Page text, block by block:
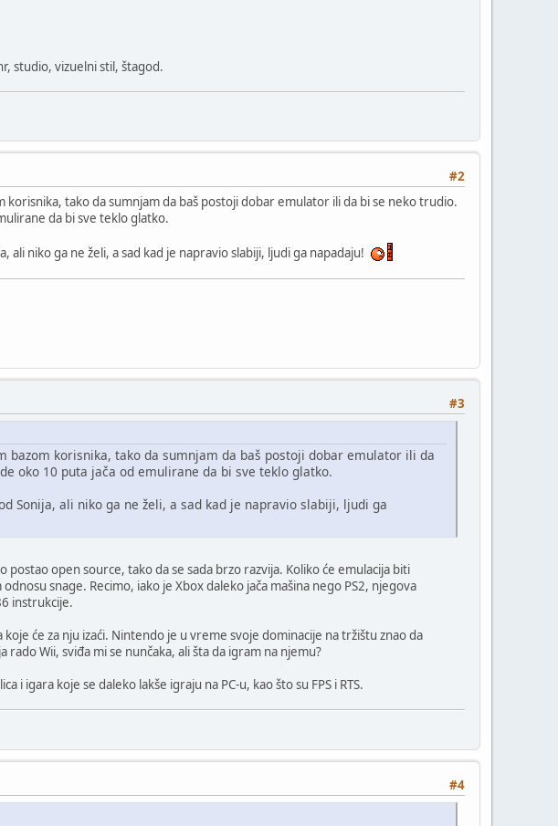
studio, vizuelni stil, štagod.
#2
korisnika, tako da sumnjam da baš postoji dobar emulator ili da bi se neko trudio.
da bi sve teklo glatko.
niko ga ne želi, a sad kad je napravio slabiji, ljudi ga napadaju!
#3
bazom korisnika, tako da sumnjam da baš postoji dobar emulator ili da
oko 10 puta jača od emulirane da bi sve teklo glatko.
Sonija, ali niko ga ne želi, a sad kad je napravio slabiji, ljudi ga
open source, tako da se sada brzo razvija. Koliko će emulacija biti
snage. Recimo, iako je Xbox daleko jača mašina nego PS2, njegova
instrukcije.
će za nju izaći. Nintendo je u vreme svoje dominacije na tržištu znao da
Wii, sviđa mi se nunčaka, ali šta da igram na njemu?
i igara koje se daleko lakše igraju na PC-u, kao što su FPS i RTS.
#4